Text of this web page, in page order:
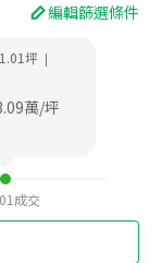
編輯篩選條件
坪 |
萬/坪
成交